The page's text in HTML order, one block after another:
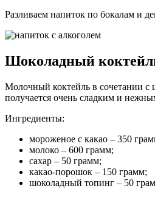
Разливаем напиток по бокалам и
Шоколадный
Молочный коктейль в сочетании с
получается очень сладким и
Ингредиенты:
мороженое с какао – 350
молоко – 600 грамм;
сахар – 50 грамм;
какао-порошок – 150 грамм;
шоколадный топинг – 50